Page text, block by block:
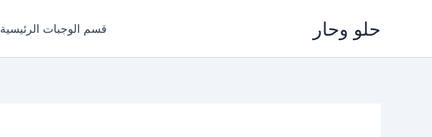
حلو وحار قسم الوجبات الرئيسية